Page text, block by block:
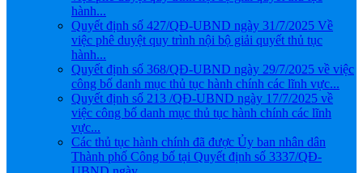
hành...
Quyết định số 427/QĐ-UBND ngày 31/7/2025 Về
việc phê duyệt quy trình nội bộ giải quyết thủ tục
hành...
Quyết định số 368/QĐ-UBND ngày 29/7/2025 về việc
công bố danh mục thủ tục hành chính các lĩnh vực...
Quyết định số 213 /QĐ-UBND ngày 17/7/2025 về
việc công bố danh mục thủ tục hành chính các lĩnh
vực...
Các thủ tục hành chính đã được Ủy ban nhân dân
Thành phố Công bố tại Quyết định số 3337/QĐ-